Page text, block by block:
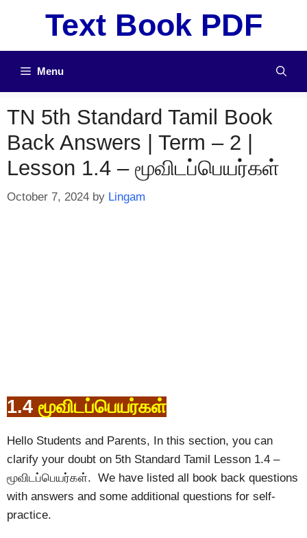
Text Book PDF
Menu
TN 5th Standard Tamil Book
Back Answers | Term – 2 |
Lesson 1.4 – மூவிடப்பெயர்கள்
October 7, 2024 by Lingam
1.4 மூவிடப்பெயர்கள்
Hello Students and Parents, In this section, you can
clarify your doubt on 5th Standard Tamil Lesson 1.4 –
மூவிடப்பெயர்கள். We have listed all book back questions
with answers and some additional questions for self-
practice.